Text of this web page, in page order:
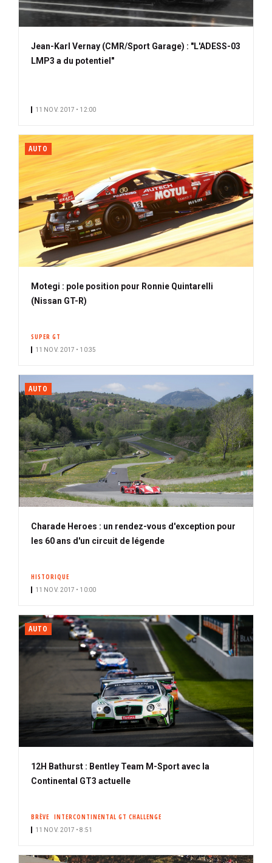
Jean-Karl Vernay (CMR/Sport Garage) : "L'ADESS-03
LMP3 a du potentiel"
11 NOV. 2017 • 12:00
AUTO
Motegi : pole position pour Ronnie Quintarelli
(Nissan GT-R)
SUPER GT
11 NOV. 2017 • 10:35
AUTO
Charade Heroes : un rendez-vous d'exception pour
les 60 ans d'un circuit de légende
HISTORIQUE
11 NOV. 2017 • 10:00
AUTO
12H Bathurst : Bentley Team M-Sport avec la
Continental GT3 actuelle
BRÈVE INTERCONTINENTAL GT CHALLENGE
11 NOV. 2017 • 8:51